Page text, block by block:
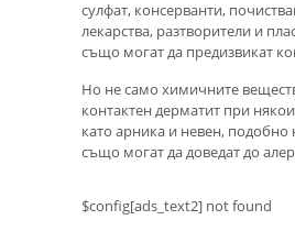
сулфат, консерванти,
лекарства, разтворители и
също могат да предизвикат
Но не само химичните
контактен дерматит при
като арника и невен, подобно
също могат да доведат до
$config[ads_text2] not found